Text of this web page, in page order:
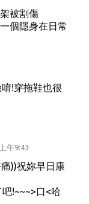
被割傷
個隱身在日常
!穿拖鞋也很
午9:43
))祝妳早日康
!~~~>口<哈